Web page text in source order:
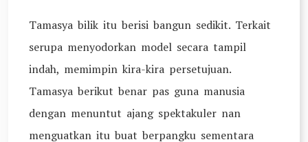
Tamasya bilik itu berisi bangun sedikit. Terkait
serupa menyodorkan model secara tampil
indah, memimpin kira-kira persetujuan.
Tamasya berikut benar pas guna manusia
dengan menuntut ajang spektakuler nan
menguatkan itu buat berpangku sementara